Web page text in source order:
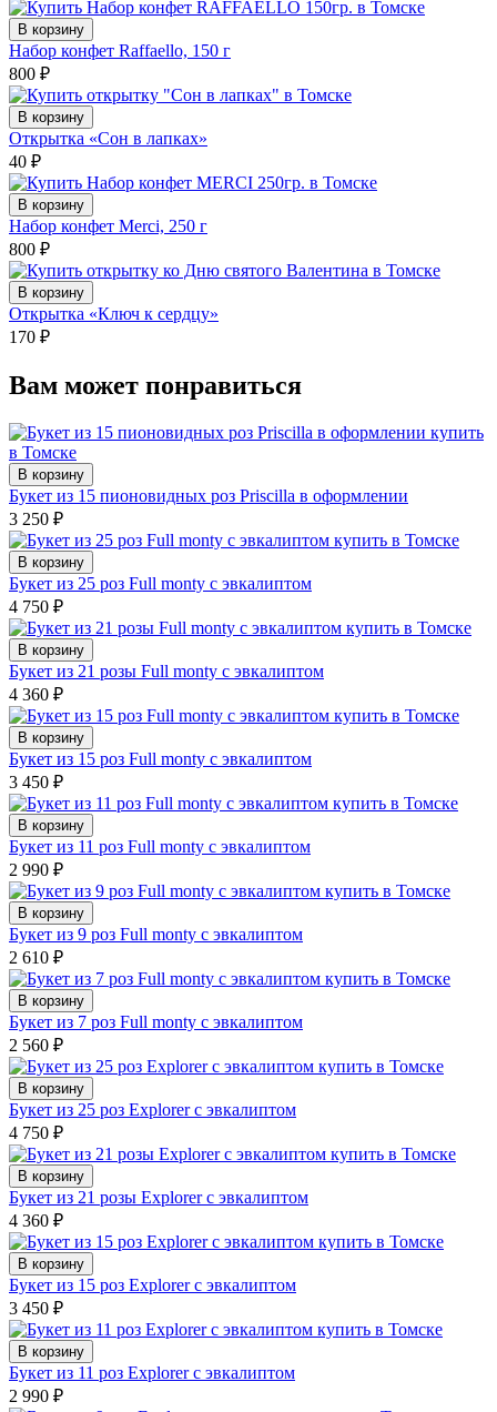
В корзину
Набор конфет Raffaello, 150 г
800 ₽
В корзину
Открытка «Сон в лапках»
40 ₽
В корзину
Набор конфет Merci, 250 г
800 ₽
В корзину
Открытка «Ключ к сердцу»
170 ₽
Вам может понравиться
В корзину
Букет из 15 пионовидных роз Priscilla в оформлении
3 250 ₽
В корзину
Букет из 25 роз Full monty с эвкалиптом
4 750 ₽
В корзину
Букет из 21 розы Full monty с эвкалиптом
4 360 ₽
В корзину
Букет из 15 роз Full monty с эвкалиптом
3 450 ₽
В корзину
Букет из 11 роз Full monty с эвкалиптом
2 990 ₽
В корзину
Букет из 9 роз Full monty с эвкалиптом
2 610 ₽
В корзину
Букет из 7 роз Full monty с эвкалиптом
2 560 ₽
В корзину
Букет из 25 роз Explorer с эвкалиптом
4 750 ₽
В корзину
Букет из 21 розы Explorer с эвкалиптом
4 360 ₽
В корзину
Букет из 15 роз Explorer с эвкалиптом
3 450 ₽
В корзину
Букет из 11 роз Explorer с эвкалиптом
2 990 ₽